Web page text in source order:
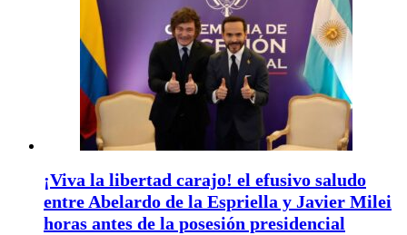
¡Viva la libertad carajo! el efusivo saludo
entre Abelardo de la Espriella y Javier Milei
horas antes de la posesión presidencial